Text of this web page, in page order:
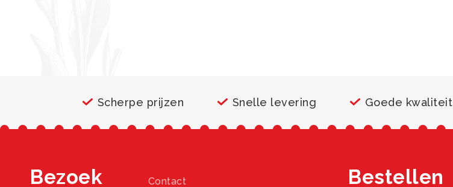
Scherpe prijzen Snelle levering Goede kwaliteit
Bezoek Contact Bestellen